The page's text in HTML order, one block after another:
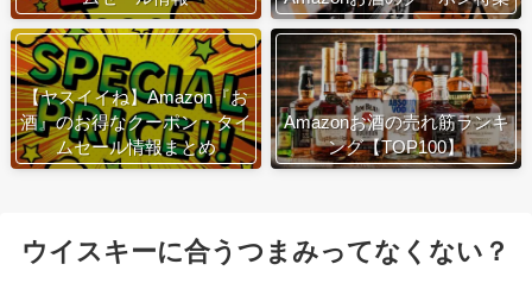
【ヤスイイね】Amazon『お
酒』のお得なクーポン・タイ
ムセール情報まとめ
Amazonお酒の売れ筋ランキ
ング【TOP100】
ウイスキーに合うつまみってなくない？